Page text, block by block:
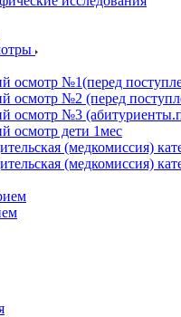
осмотр №1(перед
осмотр №2 (перед
осмотр №3
осмотр дети 1мес
(медкомиссия)
(медкомиссия)